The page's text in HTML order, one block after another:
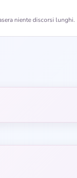
niente discorsi lunghi.